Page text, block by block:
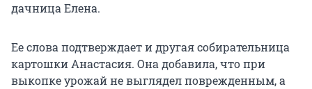
дачница Елена.
Ее слова подтверждает и другая собирательница
картошки Анастасия. Она добавила, что при
выкопке урожай не выглядел поврежденным, а